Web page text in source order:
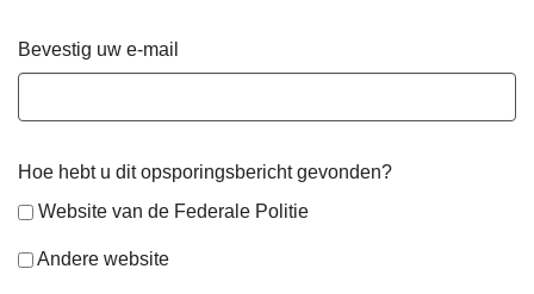
Bevestig uw e-mail
Hoe hebt u dit opsporingsbericht gevonden?
Website van de Federale Politie
Andere website